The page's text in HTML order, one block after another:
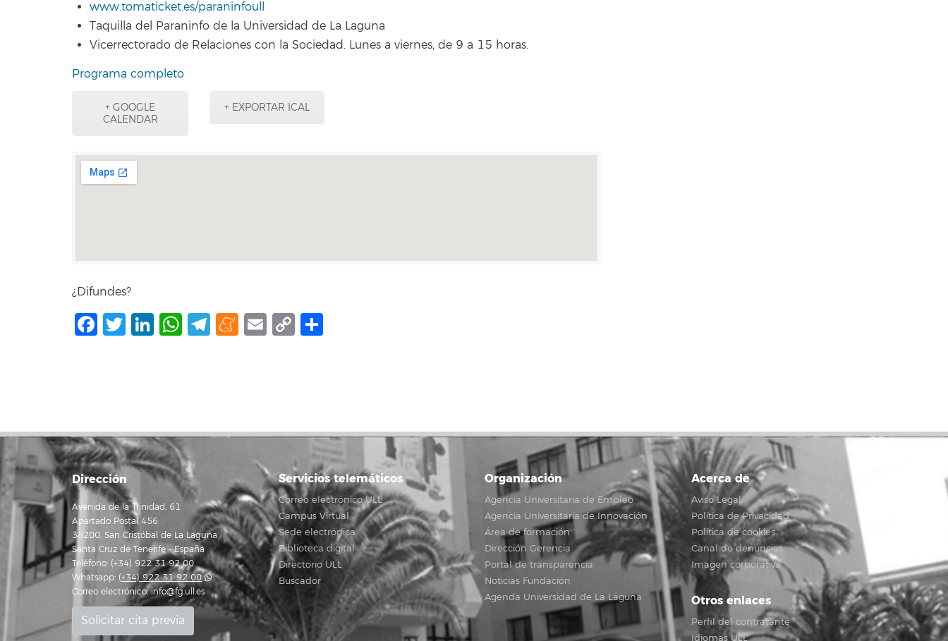
www.tomaticket.es/paraninfoull
Taquilla del Paraninfo de la Universidad de La Laguna
Vicerrectorado de Relaciones con la Sociedad. Lunes a viernes, de 9 a 15 horas.
Programa completo
+ GOOGLE
CALENDAR
+ EXPORTAR ICAL
¿Difundes?
Facebook
Twitter
LinkedIn
WhatsApp
Telegram
Meneame
Email
Copy
Dirección
Avenida de la Trinidad, 61
Apartado Postal 456
38200, San Cristóbal de La Laguna
Santa Cruz de Tenerife - España
Teléfono: (+34) 922 31 92 00
Whatsapp: (+34) 922 31 92 00
Correo electrónico:info@fg.ull.es
Solicitar cita previa
Servicios telemáticos
Correo electrónico ULL
Campus Virtual
Sede electrónica
Biblioteca digital
Directorio ULL
Buscador
Organización
Agencia Universitaria de Empleo
Agencia Universitaria de Innovación
Área de formación
Dirección Gerencia
Portal de transparencia
Noticias Fundación
Agenda Universidad de La Laguna
Acerca de
Aviso Legal
Política de Privacidad
Política de cookies
Canal de denuncias
Imagen corporativa
Otros enlaces
Perfil del contratante
Idiomas ULL